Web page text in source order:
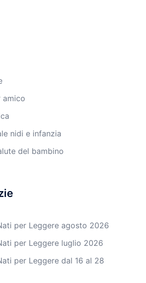
amico
nidi e infanzia
del bambino
per Leggere agosto 2026
per Leggere luglio 2026
per Leggere dal 16 al 28